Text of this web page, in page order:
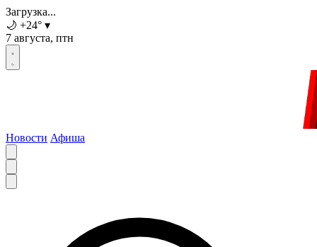
Загрузка...
🌙 +24° ▾
7 августа, птн
Новости Афиша